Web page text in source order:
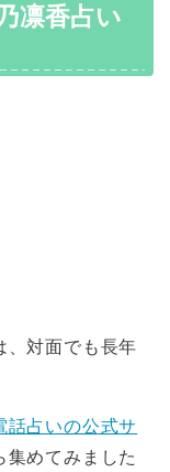
凛香占い
、対面でも長年
話占いの公式サ
集めてみました